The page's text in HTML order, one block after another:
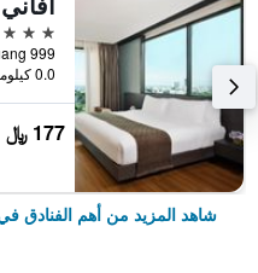
5 نجوم
0.0 كيلومتر عن وسط المدينة
177 ﷼
شاهد المزيد من أهم الفنادق